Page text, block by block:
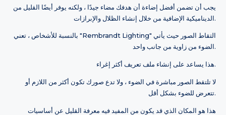
يجب أن تضمن أفضل إضاءة أن هدفك مضاء جيدًا ، ولكنه يوفر أيضًا القليل من
الديناميكية الإضافية من خلال إنشاء الظلال والإبرازات.
بالنسبة للأشخاص ، تعني "Rembrandt Lighting" التقاط الصور حيث يأتي
الضوء من زاوية من جانب واحد.
هذا يساعد على إنشاء ملف تعريف أكثر إغراء.
لا تلتقط الصور مباشرة في الضوء ، ولا تدع صورك تكون أكثر من اللازم أو
تتعرض للضوء بشكل أقل.
هذا هو المكان الذي قد يكون من المفيد فيه معرفة القليل عن أساسيات